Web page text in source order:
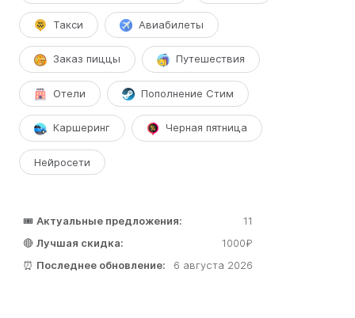
Такси Авиабилеты
Заказ пиццы Путешествия
Отели Пополнение Стим
Каршеринг Черная пятница
Нейросети
🎟️ Актуальные предложения:
11
🔴 Лучшая скидка:
1000₽
⏰ Последнее обновление: 6 августа 2026